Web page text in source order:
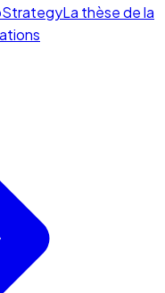
La thèse de la